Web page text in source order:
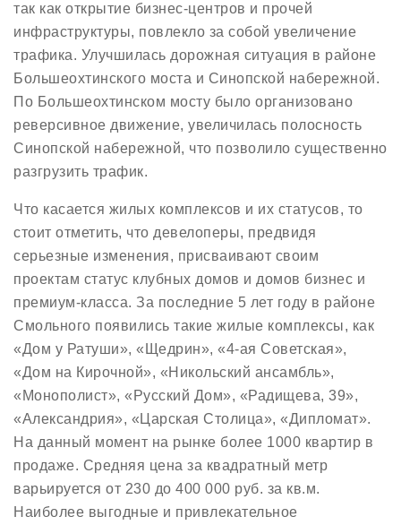
так как открытие бизнес-центров и прочей
инфраструктуры, повлекло за собой увеличение
трафика. Улучшилась дорожная ситуация в районе
Большеохтинского моста и Синопской набережной.
По Большеохтинском мосту было организовано
реверсивное движение, увеличилась полосность
Синопской набережной, что позволило существенно
разгрузить трафик.
Что касается жилых комплексов и их статусов, то
стоит отметить, что девелоперы, предвидя
серьезные изменения, присваивают своим
проектам статус клубных домов и домов бизнес и
премиум-класса. За последние 5 лет году в районе
Смольного появились такие жилые комплексы, как
«Дом у Ратуши», «Щедрин», «4-ая Советская»,
«Дом на Кирочной», «Никольский ансамбль»,
«Монополист», «Русский Дом», «Радищева, 39»,
«Александрия», «Царская Столица», «Дипломат».
На данный момент на рынке более 1000 квартир в
продаже. Средняя цена за квадратный метр
варьируется от 230 до 400 000 руб. за кв.м.
Наиболее выгодные и привлекательное